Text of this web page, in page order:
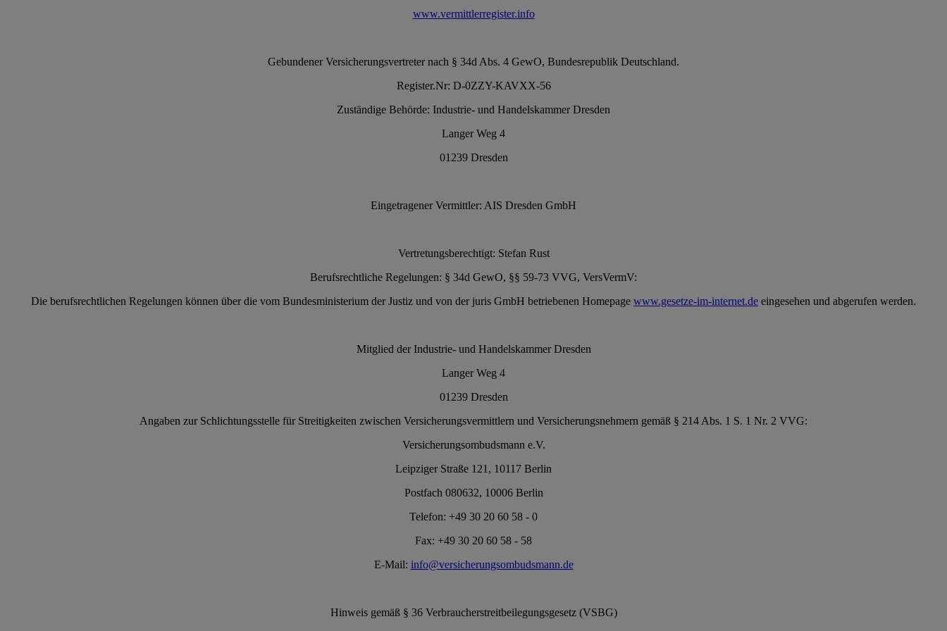
www.vermittlerregister.info
Gebundener Versicherungsvertreter nach § 34d Abs. 4 GewO, Bundesrepublik Deutschland.
Register.Nr: D-0ZZY-KAVXX-56
Zuständige Behörde: Industrie- und Handelskammer Dresden
Langer Weg 4
01239 Dresden
Eingetragener Vermittler: AIS Dresden GmbH
Vertretungsberechtigt: Stefan Rust
Berufsrechtliche Regelungen: § 34d GewO, §§ 59-73 VVG, VersVermV:
Die berufsrechtlichen Regelungen können über die vom Bundesministerium der Justiz und von der juris GmbH betriebenen Homepage www.gesetze-im-internet.de eingesehen und abgerufen werden.
Mitglied der Industrie- und Handelskammer Dresden
Langer Weg 4
01239 Dresden
Angaben zur Schlichtungsstelle für Streitigkeiten zwischen Versicherungsvermittlern und Versicherungsnehmern gemäß § 214 Abs. 1 S. 1 Nr. 2 VVG:
Versicherungsombudsmann e.V.
Leipziger Straße 121, 10117 Berlin
Postfach 080632, 10006 Berlin
Telefon: +49 30 20 60 58 - 0
Fax: +49 30 20 60 58 - 58
E-Mail: info@versicherungsombudsmann.de
Hinweis gemäß § 36 Verbraucherstreitbeilegungsgesetz (VSBG)